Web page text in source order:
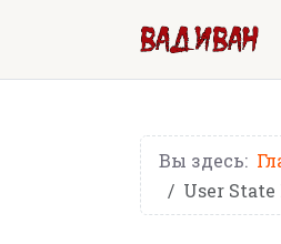
Вы здесь:
User